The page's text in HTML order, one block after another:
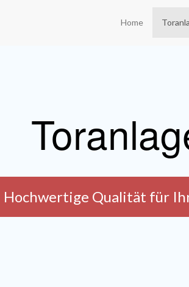
Home
Hochwertige Qualität für